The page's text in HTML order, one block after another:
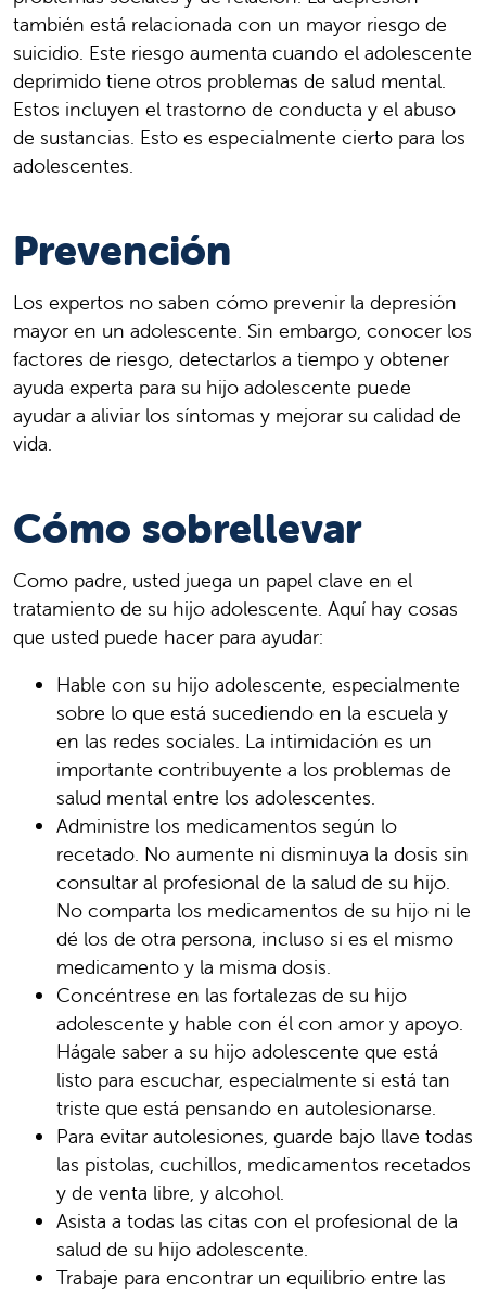
también está relacionada con un mayor riesgo de
suicidio. Este riesgo aumenta cuando el adolescente
deprimido tiene otros problemas de salud mental.
Estos incluyen el trastorno de conducta y el abuso
de sustancias. Esto es especialmente cierto para los
adolescentes.
Prevención
Los expertos no saben cómo prevenir la depresión
mayor en un adolescente. Sin embargo, conocer los
factores de riesgo, detectarlos a tiempo y obtener
ayuda experta para su hijo adolescente puede
ayudar a aliviar los síntomas y mejorar su calidad de
vida.
Cómo sobrellevar
Como padre, usted juega un papel clave en el
tratamiento de su hijo adolescente. Aquí hay cosas
que usted puede hacer para ayudar:
Hable con su hijo adolescente, especialmente
sobre lo que está sucediendo en la escuela y
en las redes sociales. La intimidación es un
importante contribuyente a los problemas de
salud mental entre los adolescentes.
Administre los medicamentos según lo
recetado. No aumente ni disminuya la dosis sin
consultar al profesional de la salud de su hijo.
No comparta los medicamentos de su hijo ni le
dé los de otra persona, incluso si es el mismo
medicamento y la misma dosis.
Concéntrese en las fortalezas de su hijo
adolescente y hable con él con amor y apoyo.
Hágale saber a su hijo adolescente que está
listo para escuchar, especialmente si está tan
triste que está pensando en autolesionarse.
Para evitar autolesiones, guarde bajo llave todas
las pistolas, cuchillos, medicamentos recetados
y de venta libre, y alcohol.
Asista a todas las citas con el profesional de la
salud de su hijo adolescente.
Trabaje para encontrar un equilibrio entre las